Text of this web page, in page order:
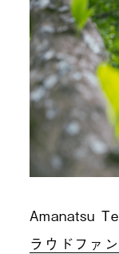
Amanatsu
ラウドファ